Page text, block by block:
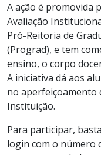
A ação é promovida
Avaliação
Pró-Reitoria de
(Prograd), e tem
ensino, o corpo
A iniciativa dá aos
no aperfeiçoamento
Instituição.
Para participar,
login com o número